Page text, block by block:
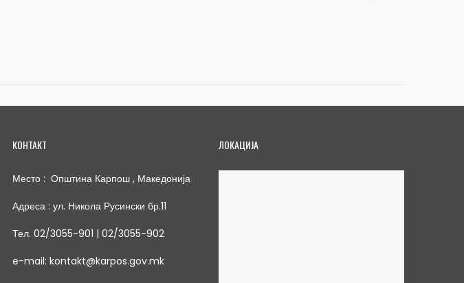
КОНТАКТ
Место : Општина Карпош , Македонија
Адреса : ул. Никола Русински бр.11
Тел. 02/3055-901 | 02/3055-902
e-mail: kontakt@karpos.gov.mk
ЛОКАЦИЈА